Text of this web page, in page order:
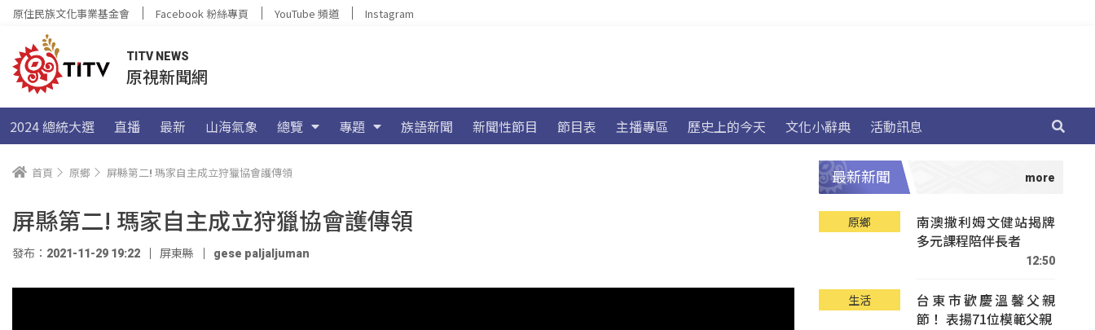
原住民族文化事業基金會 Facebook 粉絲專頁 YouTube 頻道 Instagram
TITV NEWS
原視新聞網
2024 總統大選 直播 最新 山海氣象 總覽 專題 族語新聞 新聞性節目 節目表 主播專區 歷史上的今天 文化小辭典 活動訊息
首頁 原鄉 屏縣第二! 瑪家自主成立狩獵協會護傳領
屏縣第二! 瑪家自主成立狩獵協會護傳領
發布：2021-11-29 19:22 屏東縣 gese paljaljuman
最新新聞
原鄉
南澳撒利姆文健站揭牌
多元課程陪伴長者
12:50
生活
台東市歡慶溫馨父親
節！ 表揚71位模範父親